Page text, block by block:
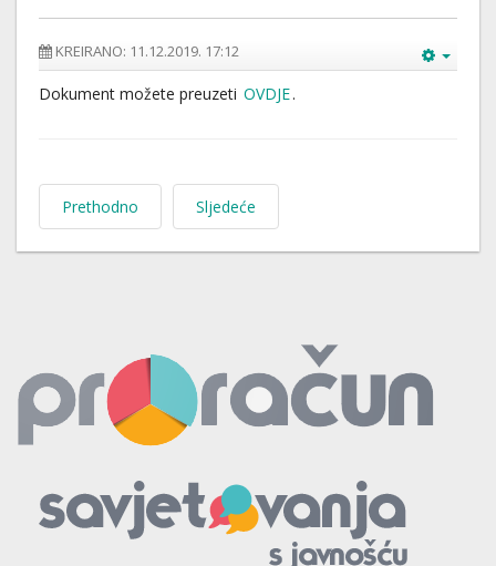
KREIRANO: 11.12.2019. 17:12
Dokument možete preuzeti OVDJE.
Prethodno Sljedeće